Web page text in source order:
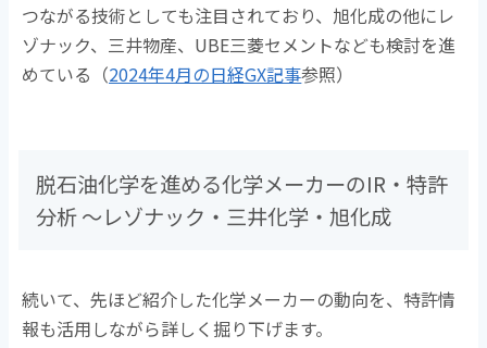
つながる技術としても注目されており、旭化成の他にレ
ゾナック、三井物産、UBE三菱セメントなども検討を進
めている（2024年4月の日経GX記事参照）
脱石油化学を進める化学メーカーのIR・特許
分析 ～レゾナック・三井化学・旭化成
続いて、先ほど紹介した化学メーカーの動向を、特許情
報も活用しながら詳しく掘り下げます。